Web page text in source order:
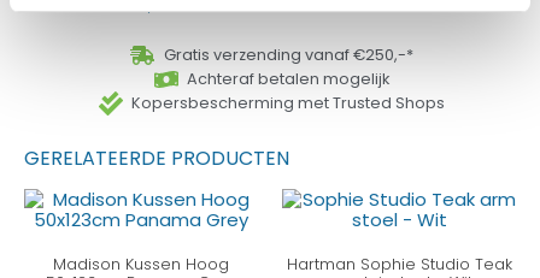
Gratis verzending vanaf €250,-*
Achteraf betalen mogelijk
Kopersbescherming met Trusted Shops
GERELATEERDE PRODUCTEN
Madison Kussen Hoog
Hartman Sophie Studio Teak